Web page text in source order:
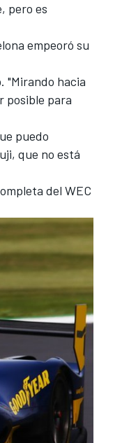
pero es
empeoró su
"Mirando hacia
posible para
puedo
que no está
del WEC